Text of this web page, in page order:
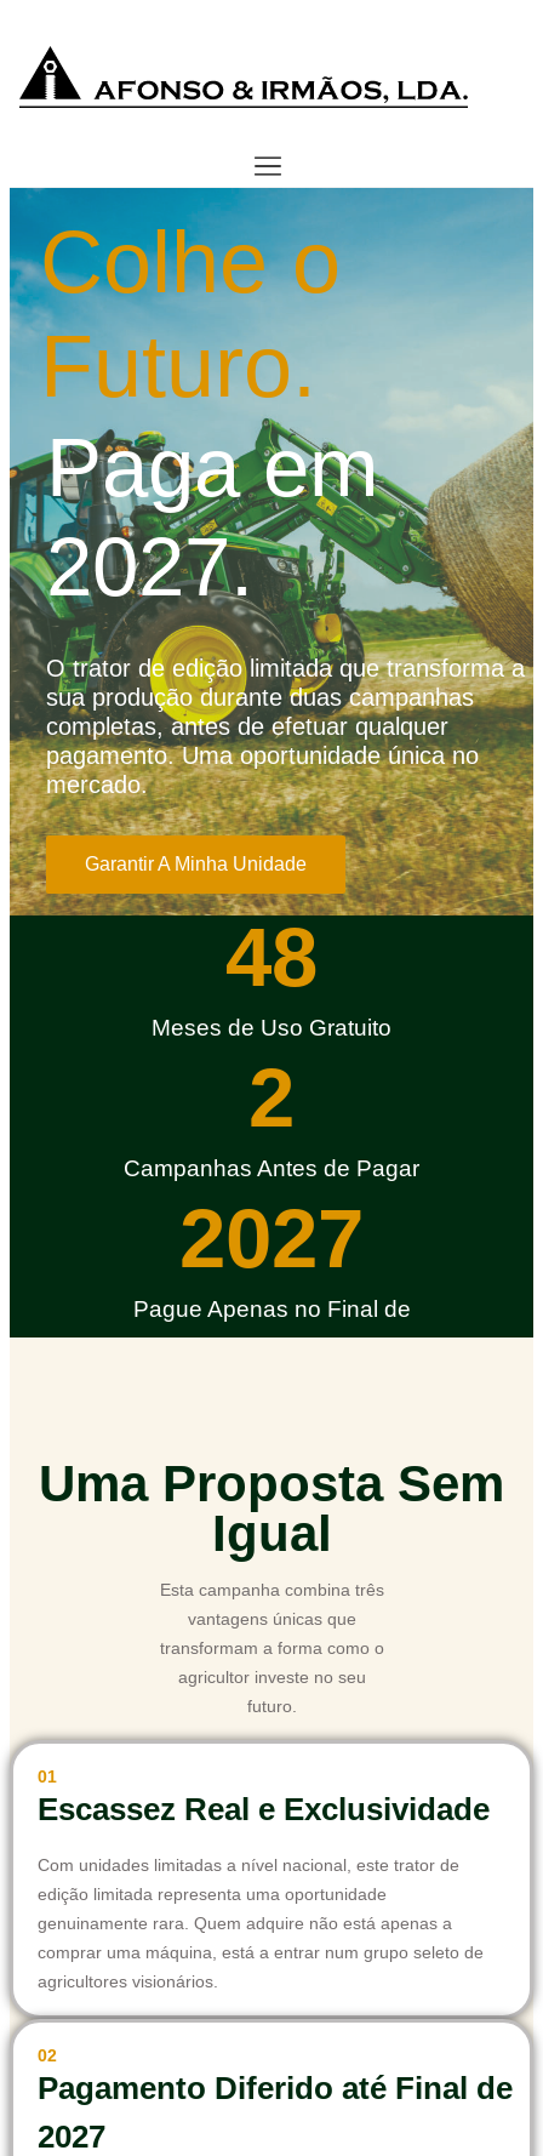
Colhe o
Futuro.
Paga em
2027.
O trator de edição limitada que transforma a
sua produção durante duas campanhas
completas, antes de efetuar qualquer
pagamento. Uma oportunidade única no
mercado.
Garantir A Minha Unidade
48
Meses de Uso Gratuito
2
Campanhas Antes de Pagar
2027
Pague Apenas no Final de
Uma Proposta Sem
Igual
Esta campanha combina três
vantagens únicas que
transformam a forma como o
agricultor investe no seu
futuro.
01
Escassez Real e Exclusividade
Com unidades limitadas a nível nacional, este trator de
edição limitada representa uma oportunidade
genuinamente rara. Quem adquire não está apenas a
comprar uma máquina, está a entrar num grupo seleto de
agricultores visionários.
02
Pagamento Diferido até Final de
2027